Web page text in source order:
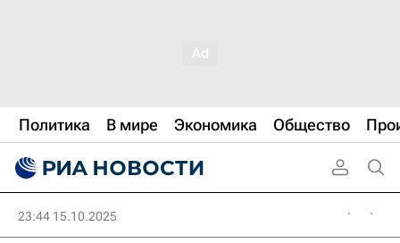
Политика В мире Экономика Общество
23:44 15.10.2025